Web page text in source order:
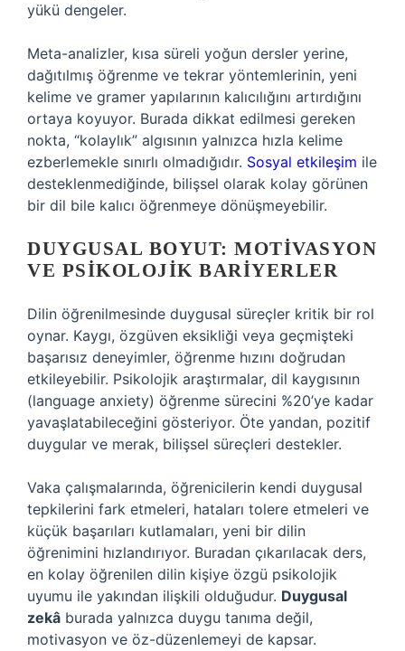
yükü dengeler.
Meta-analizler, kısa süreli yoğun dersler yerine,
dağıtılmış öğrenme ve tekrar yöntemlerinin, yeni
kelime ve gramer yapılarının kalıcılığını artırdığını
ortaya koyuyor. Burada dikkat edilmesi gereken
nokta, “kolaylık” algısının yalnızca hızla kelime
ezberlemekle sınırlı olmadığıdır. Sosyal etkileşim ile
desteklenmediğinde, bilişsel olarak kolay görünen
bir dil bile kalıcı öğrenmeye dönüşmeyebilir.
DUYGUSAL BOYUT: MOTIVASYON
VE PSIKOLOJIK BARIYERLER
Dilin öğrenilmesinde duygusal süreçler kritik bir rol
oynar. Kaygı, özgüven eksikliği veya geçmişteki
başarısız deneyimler, öğrenme hızını doğrudan
etkileyebilir. Psikolojik araştırmalar, dil kaygısının
(language anxiety) öğrenme sürecini %20’ye kadar
yavaşlatabileceğini gösteriyor. Öte yandan, pozitif
duygular ve merak, bilişsel süreçleri destekler.
Vaka çalışmalarında, öğrenicilerin kendi duygusal
tepkilerini fark etmeleri, hataları tolere etmeleri ve
küçük başarıları kutlamaları, yeni bir dilin
öğrenimini hızlandırıyor. Buradan çıkarılacak ders,
en kolay öğrenilen dilin kişiye özgü psikolojik
uyumu ile yakından ilişkili olduğudur. Duygusal
zekâ burada yalnızca duygu tanıma değil,
motivasyon ve öz-düzenlemeyi de kapsar.